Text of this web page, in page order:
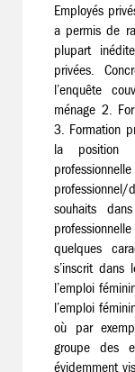
Employés
a permis de
plupart
privées.
l’enquête
ménage 2.
3. Formation
la position
souhaits
quelques
s’inscrit dans
l’emploi
l’emploi
où par
groupe des
évidemment